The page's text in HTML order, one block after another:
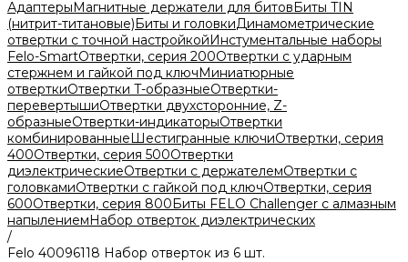
АдаптерыМагнитные держатели для битовБиты TIN
(нитрит-титановые)Биты и головкиДинамометрические
отвертки с точной настройкойИнстументальные наборы
Felo-SmartОтвертки, серия 200Отвертки с ударным
стержнем и гайкой под ключМиниатюрные
отверткиОтвертки T-образныеОтвертки-
перевертышиОтвертки двухсторонние, Z-
образныеОтвертки-индикаторыОтвертки
комбинированныеШестигранные ключиОтвертки, серия
400Отвертки, серия 500Отвертки
диэлектрическиеОтвертки с держателемОтвертки с
головкамиОтвертки с гайкой под ключОтвертки, серия
600Отвертки, серия 800Биты FELO Challenger с алмазным
напылениемНабор отверток диэлектрических
/
Felo 40096118 Набор отверток из 6 шт.